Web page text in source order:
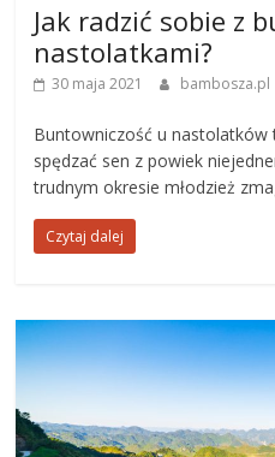
Jak radzić sobie z
nastolatkami?
30 maja 2021 bambosza.pl
Buntowniczość u
spędzać sen z powiek
trudnym okresie młodzież
Czytaj dalej